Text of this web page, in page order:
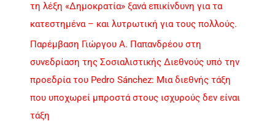
τη λέξη «Δημοκρατία» ξανά επικίνδυνη για τα
κατεστημένα – και λυτρωτική για τους πολλούς.
Παρέμβαση Γιώργου Α. Παπανδρέου στη
συνεδρίαση της Σοσιαλιστικής Διεθνούς υπό την
προεδρία του Pedro Sánchez: Μια διεθνής τάξη
που υποχωρεί μπροστά στους ισχυρούς δεν είναι
τάξη